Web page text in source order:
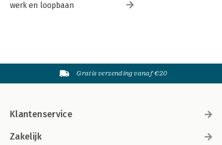
werk en loopbaan
Gratis verzending vanaf €20
Klantenservice
Zakelijk